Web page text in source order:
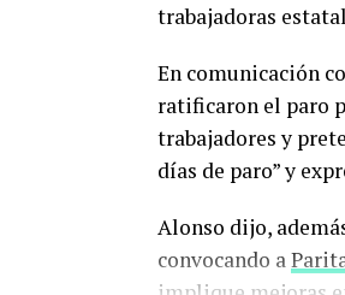
trabajadoras
En comunicación
ratificaron el paro
trabajadores y
días de paro” y
Alonso dijo,
convocando a